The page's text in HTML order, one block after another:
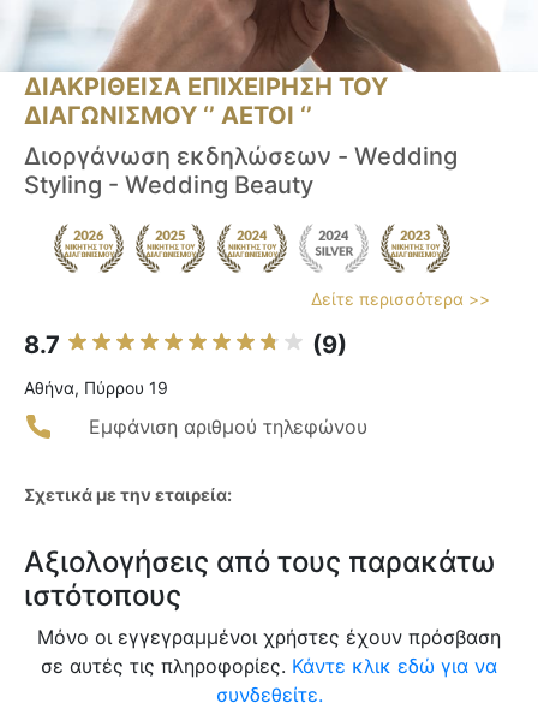
ΔΙΑΚΡΙΘΕΙΣΑ ΕΠΙΧΕΙΡΗΣΗ ΤΟΥ
ΔΙΑΓΩΝΙΣΜΟΥ ‘’ ΑΕΤΟΙ ‘’
Διοργάνωση εκδηλώσεων - Wedding
Styling - Wedding Beauty
Δείτε περισσότερα >>
8.7 (9)
Αθήνα, Πύρρου 19
Εμφάνιση αριθμού τηλεφώνου
Σχετικά με την εταιρεία:
Αξιολογήσεις από τους παρακάτω
ιστότοπους
Μόνο οι εγγεγραμμένοι χρήστες έχουν πρόσβαση
σε αυτές τις πληροφορίες. Κάντε κλικ εδώ για να
συνδεθείτε.